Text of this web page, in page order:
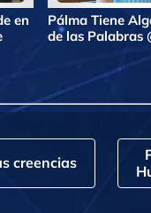
en
Pálma Tiene
de las Palabras
creencias